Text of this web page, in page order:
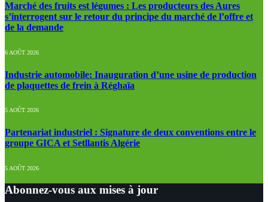
Marché des fruits est légumes : Les producteurs des Aures
s’interrogent sur le retour du principe du marché de l’offre et
de la demande
6 AOÛT 2026
Industrie automobile: Inauguration d’une usine de production
de plaquettes de frein à Réghaïa
5 AOÛT 2026
Partenariat industriel : Signature de deux conventions entre le
groupe GICA et Setllantis Algérie
5 AOÛT 2026
Abonnez-vous aux mises à jour